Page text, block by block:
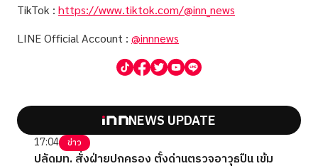
TikTok : https://www.tiktok.com/@inn_news
LINE Official Account : @innnews
NEWS UPDATE
17:04 ข่าว
ปลัดมท. สั่งฝ่ายปกครอง ตั้งด่านตรวจอาวุธปืน เข้ม